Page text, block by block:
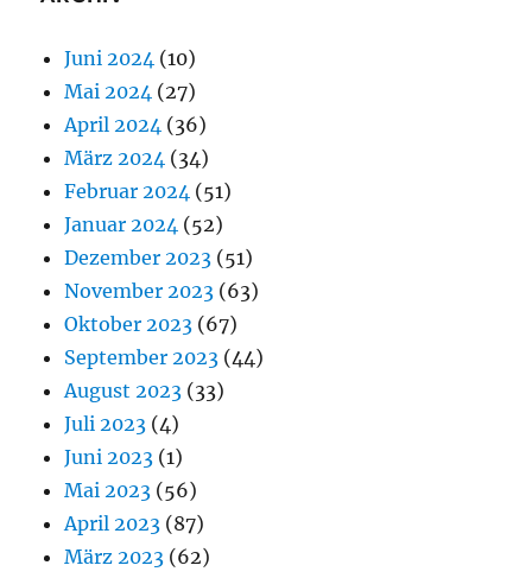
Juni 2024 (10)
Mai 2024 (27)
April 2024 (36)
März 2024 (34)
Februar 2024 (51)
Januar 2024 (52)
Dezember 2023 (51)
November 2023 (63)
Oktober 2023 (67)
September 2023 (44)
August 2023 (33)
Juli 2023 (4)
Juni 2023 (1)
Mai 2023 (56)
April 2023 (87)
März 2023 (62)